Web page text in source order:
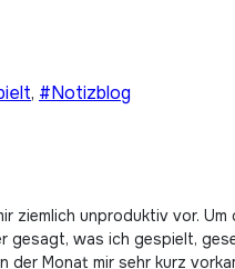
, #Notizblog
ziemlich unproduktiv vor.
was ich gespielt,
Monat mir sehr kurz